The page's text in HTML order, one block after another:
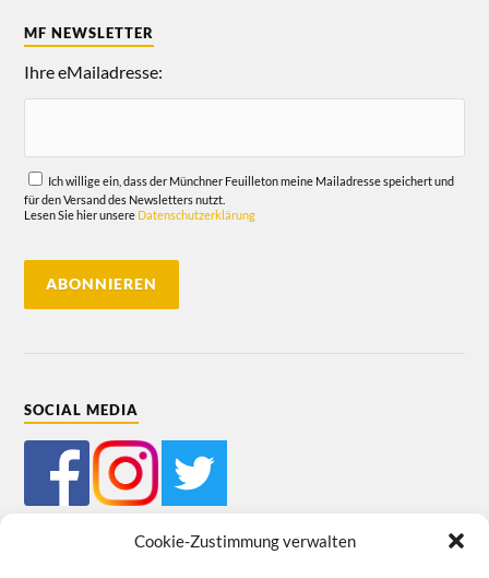
Cookie-Zustimmung verwalten
MF NEWSLETTER
Ihre eMailadresse:
Ich willige ein, dass der Münchner Feuilleton meine Mailadresse speichert und
für den Versand des Newsletters nutzt.
Lesen Sie hier unsere Datenschutzerklärung
SOCIAL MEDIA